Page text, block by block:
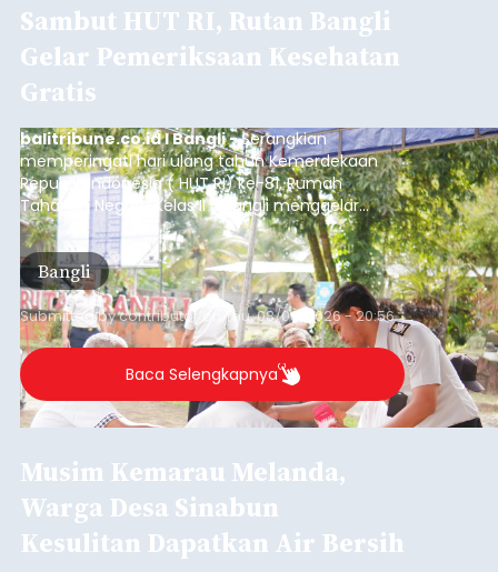
Sambut HUT RI, Rutan Bangli
Gelar Pemeriksaan Kesehatan
Gratis
balitribune.co.id I Bangli -Serangkian
memperingati hari ulang tahun Kemerdekaan
Republik Indonesia ( HUT RI) ke-81, Rumah
Tahanan Negara Kelas II B Bangli menggelar
kegiatan pemeriksaan kesehatan gratis, Rabu
(6/8/2026).
Bangli
Submitted bycontributor Thu, 08/06/2026 - 20:56
Baca Selengkapnya
Musim Kemarau Melanda,
Warga Desa Sinabun
Kesulitan Dapatkan Air Bersih